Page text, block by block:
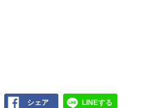
シェア LINEする